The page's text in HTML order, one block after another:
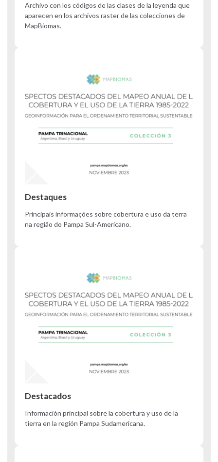
Archivo con los códigos de las clases de la leyenda que
aparecen en los archivos raster de las colecciones de
MapBiomas.
Destaques
Principais informações sobre cobertura e uso da terra
na região do Pampa Sul-Americano.
Destacados
Información principal sobre la cobertura y uso de la
tierra en la región Pampa Sudamericana.